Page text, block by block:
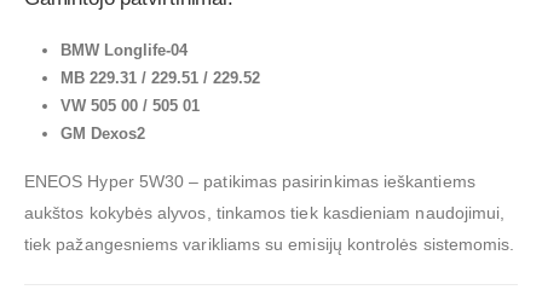
BMW Longlife-04
MB 229.31 / 229.51 / 229.52
VW 505 00 / 505 01
GM Dexos2
ENEOS Hyper 5W30 – patikimas pasirinkimas ieškantiems
aukštos kokybės alyvos, tinkamos tiek kasdieniam naudojimui,
tiek pažangesniems varikliams su emisijų kontrolės sistemomis.